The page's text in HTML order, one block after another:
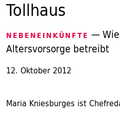
Tollhaus
NEBENEINKÜNFTE —
Altersvorsorge betreibt
12. Oktober 2012
Maria Kniesburges ist